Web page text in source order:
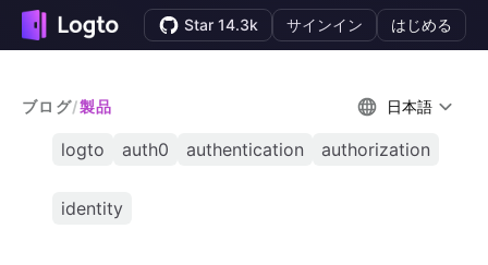
Star 14.3k サインイン はじめる
ブログ/製品 日本語
logto auth0 authentication authorization
identity